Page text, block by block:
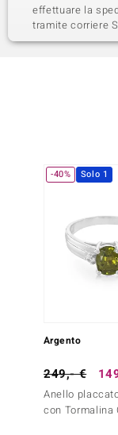
effettuare la
tramite corriere
-40% Solo 1
Argento
249,- €
Anello
con Tormalina